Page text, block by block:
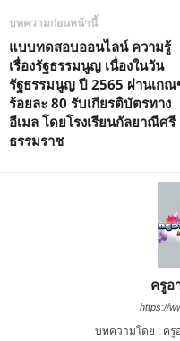
บทความก่อนหน้านี้
แบบทดสอบออนไลน์ ความรู้
เรื่องรัฐธรรมนูญ เนื่องในวัน
รัฐธรรมนูญ ปี 2565 ผ่านเก
ร้อยละ 80 รับเกียรติบัตรทาง
อีเมล โดยโรงเรียนกัลยาณีศรี
ธรรมราช
ครูอ
https://
บทความโดย : ค